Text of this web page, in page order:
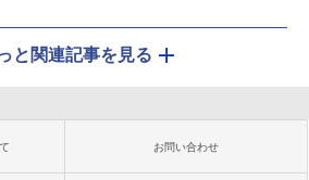
と関連記事を見る
お問い合わせ